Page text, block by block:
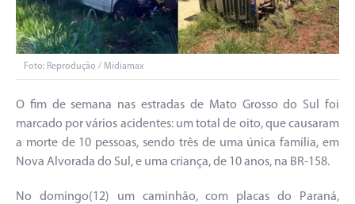
Foto: Reprodução / Midiamax
O fim de semana nas estradas de Mato Grosso do Sul foi
marcado por vários acidentes: um total de oito, que causaram
a morte de 10 pessoas, sendo três de uma única família, em
Nova Alvorada do Sul, e uma criança, de 10 anos, na BR-158.
No domingo(12) um caminhão, com placas do Paraná,